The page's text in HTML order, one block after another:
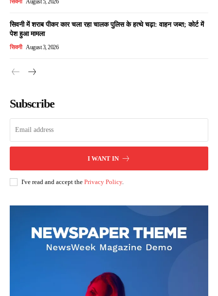
सिवनी August 5, 2026
सिवनी में शराब पीकर कार चला रहा चालक पुलिस के हत्थे चढ़ा: वाहन जब्त; कोर्ट में
पेश हुआ मामला
सिवनी August 3, 2026
Subscribe
I WANT IN
I've read and accept the Privacy Policy.